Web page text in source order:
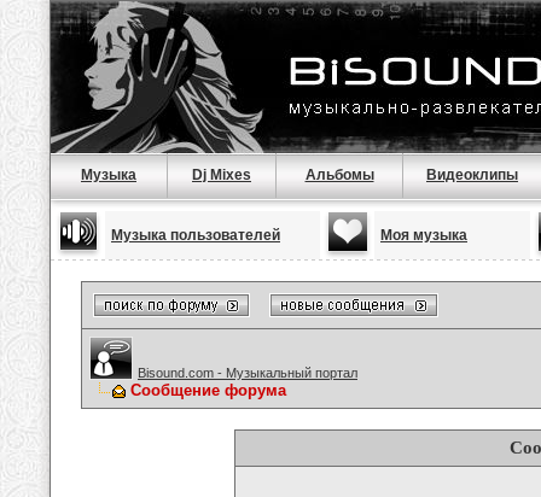
Музыка Dj Mixes Альбомы Видеоклипы
Музыка пользователей Моя музыка
Bisound.com - Музыкальный портал
Сообщение форума